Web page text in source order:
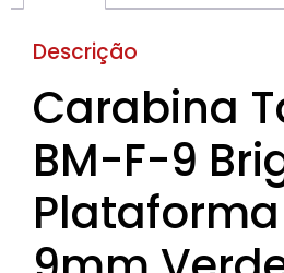
Descrição
Carabina
BM-F-9
Plataforma